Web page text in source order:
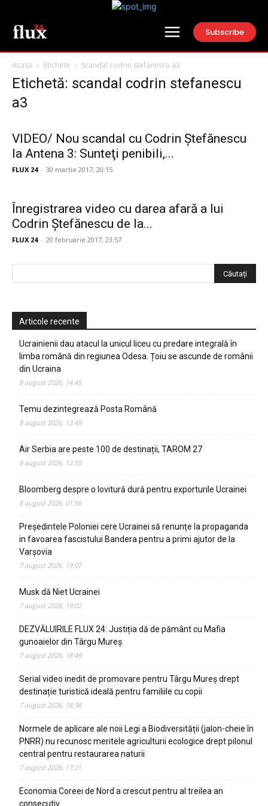
Subscribe
Acasă Etichete Scandal codrin stefanescu a3
Etichetă: scandal codrin stefanescu
a3
VIDEO/ Nou scandal cu Codrin Ştefănescu
la Antena 3: Sunteţi penibili,...
FLUX 24 - 30 martie 2017, 20:15
Înregistrarea video cu darea afară a lui
Codrin Ștefănescu de la...
FLUX 24 - 20 februarie 2017, 23:57
Articole recente
Ucrainienii dau atacul la unicul liceu cu predare integrală în
limba română din regiunea Odesa. Țoiu se ascunde de românii
din Ucraina
8 august 2026, 14:45
Temu dezintegrează Posta Română
8 august 2026, 13:49
Air Serbia are peste 100 de destinații, TAROM 27
8 august 2026, 12:55
Bloomberg despre o lovitură dură pentru exporturile Ucrainei
8 august 2026, 01:56
Președintele Poloniei cere Ucrainei să renunțe la propaganda
in favoarea fascistului Bandera pentru a primi ajutor de la
Varșovia
7 august 2026, 19:07
Musk dă Niet Ucrainei
7 august 2026, 19:02
DEZVĂLUIRILE FLUX 24: Justiția dă de pământ cu Mafia
gunoaielor din Târgu Mureș
7 august 2026, 18:49
Serial video inedit de promovare pentru Târgu Mureș drept
destinație turistică ideală pentru familiile cu copii
7 august 2026, 18:38
Normele de aplicare ale noii Legi a Biodiversității (jalon-cheie în
PNRR) nu recunosc meritele agriculturii ecologice drept pilonul
central pentru restaurarea naturii
7 august 2026, 17:21
Economia Coreei de Nord a crescut pentru al treilea an
consecutiv